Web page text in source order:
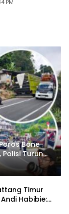
PM
Bone-
Turun
Timur
Habibie: